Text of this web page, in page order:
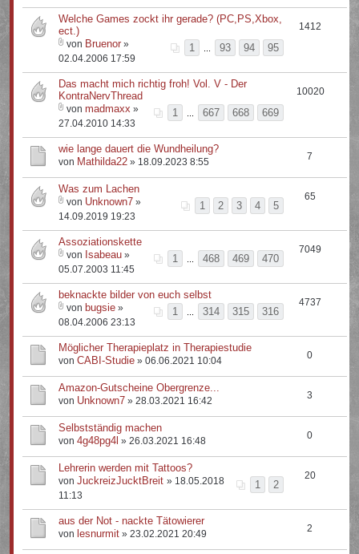
Welche Games zockt ihr gerade? (PC,PS,Xbox,
ect.)
1
93 94 95
von Bruenor »
02.04.2006 17:59
1412
Das macht mich richtig froh! Vol. V - Der
KontraNervThread
1
667 668 669
vonmadmaxx »
27.04.2010 14:33
10020
wie lange dauert die Wundheilung?
von Mathilda22 » 18.09.2023 8:55 7
Was zum Lachen
1
2 3 4 5
von Unknown7 »
14.09.2019 19:23
65
Assoziationskette
1
468 469 470
von Isabeau »
05.07.2003 11:45
7049
beknackte bilder von euch selbst
1
314 315 316
von bugsie »
08.04.2006 23:13
4737
Möglicher Therapieplatz in Therapiestudie
vonCABI-Studie » 06.06.2021 10:04 0
Amazon-Gutscheine Obergrenze...
von Unknown7 » 28.03.2021 16:42 3
Selbstständig machen
von4g48pg4l » 26.03.2021 16:48 0
Lehrerin werden mit Tattoos?
1
2
vonJuckreizJucktBreit» 18.05.2018
11:13
20
aus der Not - nackte Tätowierer
von lesnurmit » 23.02.2021 20:49 2